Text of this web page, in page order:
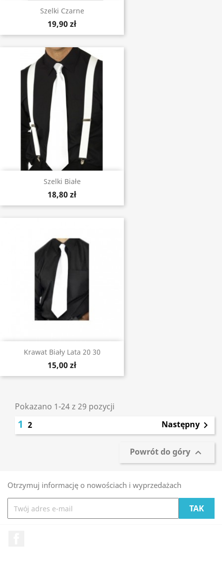
Szelki Czarne
19,90 zł
Szelki Białe
18,80 zł
Krawat Biały Lata 20 30
15,00 zł
Pokazano 1-24 z 29 pozycji
1 2 Następny 
Powrót do góry 
Otrzymuj informację o nowościach i wyprzedażach